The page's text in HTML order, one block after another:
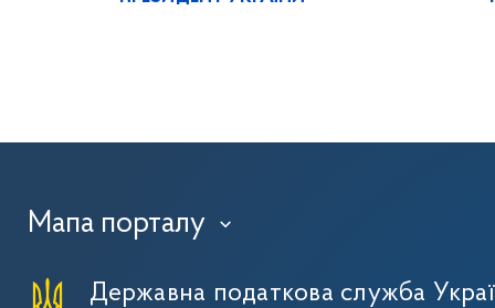
Мапа порталу ›
Державна податкова служба